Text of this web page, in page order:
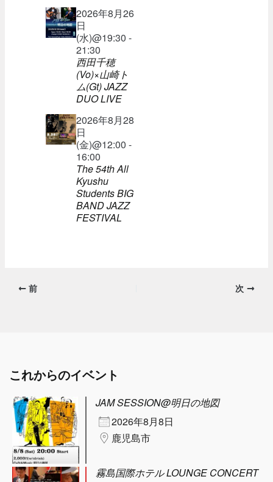
2026年8月26
日
(水)@19:30 -
21:30
西田千穂
(Vo)×山崎ト
ム(Gt) JAZZ
DUO LIVE
2026年8月28
日
(金)@12:00 -
16:00
The 54th All
Kyushu
Students BIG
BAND JAZZ
FESTIVAL
前 次
これからのイベント
JAM SESSION@明日の地図
2026年8月8日
鹿児島市
霧島国際ホテル LOUNGE CONCERT